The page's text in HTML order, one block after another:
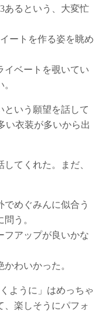
あるという、大変忙
ートを作る姿を眺め
イベートを覗いてい
という願望を話して
い衣装が多いから出
てくれた。まだ、
めぐみんに似合う
う。
フアップが良いかな
わいかった。
ように」はめっちゃ
、楽しそうにパフォ